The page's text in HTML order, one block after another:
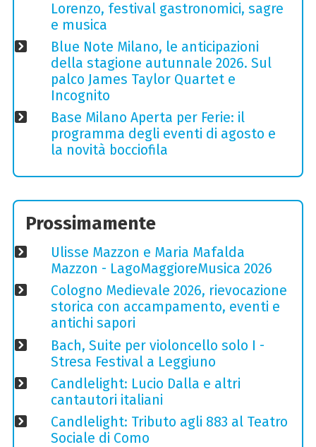
Lorenzo, festival gastronomici, sagre
e musica
Blue Note Milano, le anticipazioni
della stagione autunnale 2026. Sul
palco James Taylor Quartet e
Incognito
Base Milano Aperta per Ferie: il
programma degli eventi di agosto e
la novità bocciofila
Prossimamente
Ulisse Mazzon e Maria Mafalda
Mazzon - LagoMaggioreMusica 2026
Cologno Medievale 2026, rievocazione
storica con accampamento, eventi e
antichi sapori
Bach, Suite per violoncello solo I -
Stresa Festival a Leggiuno
Candlelight: Lucio Dalla e altri
cantautori italiani
Candlelight: Tributo agli 883 al Teatro
Sociale di Como